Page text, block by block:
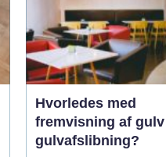
Hvorledes med
fremvisning af
gulvafslibning?